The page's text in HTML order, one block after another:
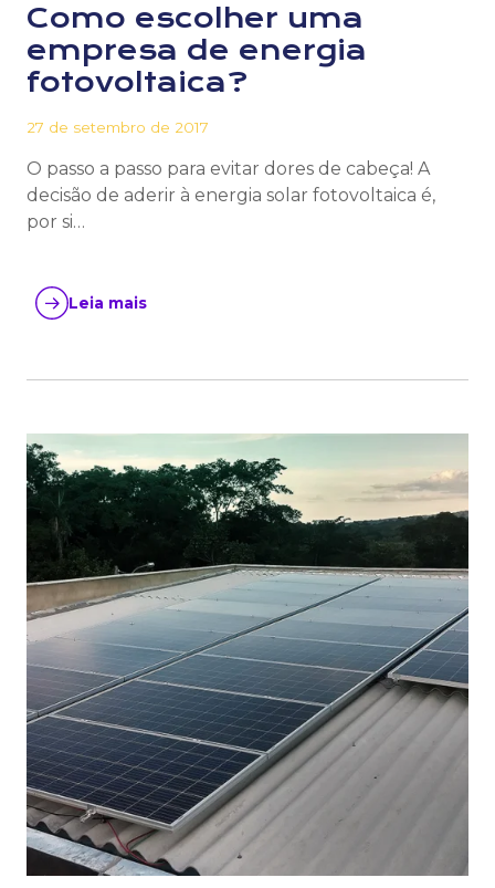
Como escolher uma
empresa de energia
fotovoltaica?
27 de setembro de 2017
O passo a passo para evitar dores de cabeça! A
decisão de aderir à energia solar fotovoltaica é,
por si…
Leia mais